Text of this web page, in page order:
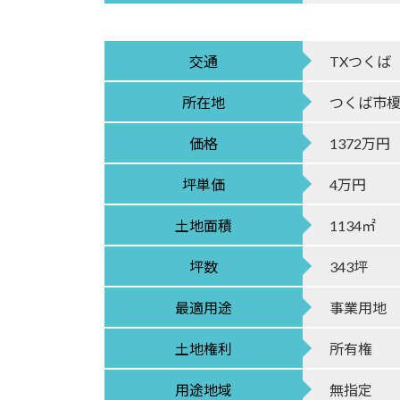
交通 TXつくば
所在地 つくば市
価格 1372万円
坪単価 4万円
土地面積 1134㎡
坪数 343坪
最適用途 事業用地
土地権利 所有権
用途地域 無指定